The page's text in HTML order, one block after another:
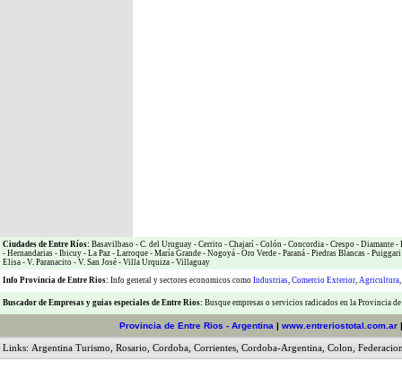
Ciudades de Entre Ríos: Basavilbaso - C. del Uruguay - Cerrito - Chajarí - Colón - Concordia - Crespo - Diamante -
- Hernandarias - Ibicuy - La Paz - Larroque - María Grande - Nogoyá - Oro Verde - Paraná - Piedras Blancas - Puiggari
Elisa - V. Paranacito - V. San José - Villa Urquiza - Villaguay
Info Provincia de Entre Rios: Info general y sectores economicos como Industrias, Comercio Exterior, Agricultura,
Buscador de Empresas y guias especiales de Entre Rios: Busque empresas o servicios radicados en la Provincia
Provincia de Entre Rios - Argentina | www.entreriostotal.com.ar
Links: Argentina Turismo Rosario Cordoba Corrientes Cordoba-Argentina Colon